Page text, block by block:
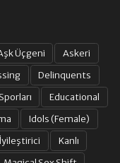
Üçgeni
Askeri
Delinquents
Educational
Idols (Female)
İyileştirici
Kanlı